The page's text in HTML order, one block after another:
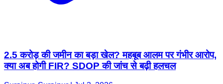
2.5 करोड़ की जमीन का बड़ा खेल? महबूब आलम पर गंभीर आरोप,
क्या अब होगी FIR? SDOP की जांच से बढ़ी हलचल